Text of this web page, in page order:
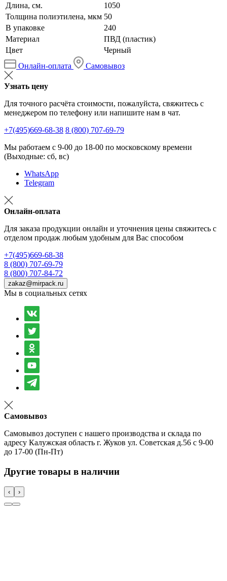
Длина, см.
1050
Толщина полиэтилена, мкм 50
В упаковке
240
Материал
ПВД (пластик)
Цвет
Черный
Онлайн-оплата
Самовывоз
Узнать цену
Для точного расчёта стоимости, пожалуйста, свяжитесь с
менеджером по телефону или напишите нам в чат.
+7(495)669-68-38 8 (800) 707-69-79
Мы работаем с 9-00 до 18-00 по московскому времени
(Выходные: сб, вс)
WhatsApp
Telegram
Онлайн-оплата
Для заказа продукции онлайн и уточнения цены свяжитесь с
отделом продаж любым удобным для Вас способом
+7(495)669-68-38
8 (800) 707-69-79
8 (800) 707-84-72
zakaz@mirpack.ru
Мы в социальных сетях
Самовывоз
Самовывоз доступен с нашего производства и склада по
адресу Калужская область г. Жуков ул. Советская д.56 с 9-00
до 17-00 (Пн-Пт)
Другие товары в наличии
‹ ›